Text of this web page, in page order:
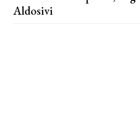
Aldosivi